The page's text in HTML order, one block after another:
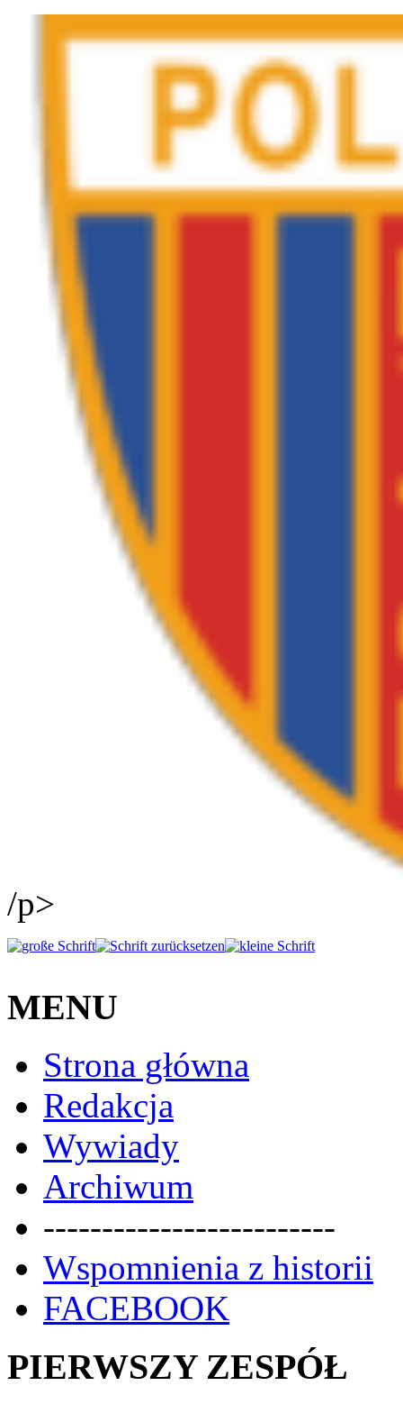
/p>
MENU
Strona główna
Redakcja
Wywiady
Archiwum
-------------------------
Wspomnienia z historii
FACEBOOK
PIERWSZY ZESPÓŁ